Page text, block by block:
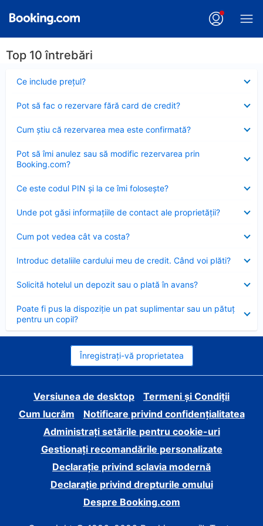
Top 10 întrebări
Ce include preţul?
închis
Pot să fac o rezervare fără card de credit?
închis
Cum ştiu că rezervarea mea este confirmată?
închis
Pot să îmi anulez sau să modific rezervarea prin
Booking.com?
închis
Ce este codul PIN şi la ce îmi foloseşte?
închis
Unde pot găsi informațiile de contact ale proprietății?
închis
Cum pot vedea cât va costa?
închis
Introduc detaliile cardului meu de credit. Când voi plăti?
închis
Solicită hotelul un depozit sau o plată în avans?
închis
Poate fi pus la dispoziție un pat suplimentar sau un pătuț
pentru un copil?
închis
Înregistrați-vă proprietatea
Versiunea de desktop
Termeni și Condiții
Cum lucrăm
Notificare privind confidențialitatea
Administrați setările pentru cookie-uri
Gestionați recomandările personalizate
Declarație privind sclavia modernă
Declarație privind drepturile omului
Despre Booking.com